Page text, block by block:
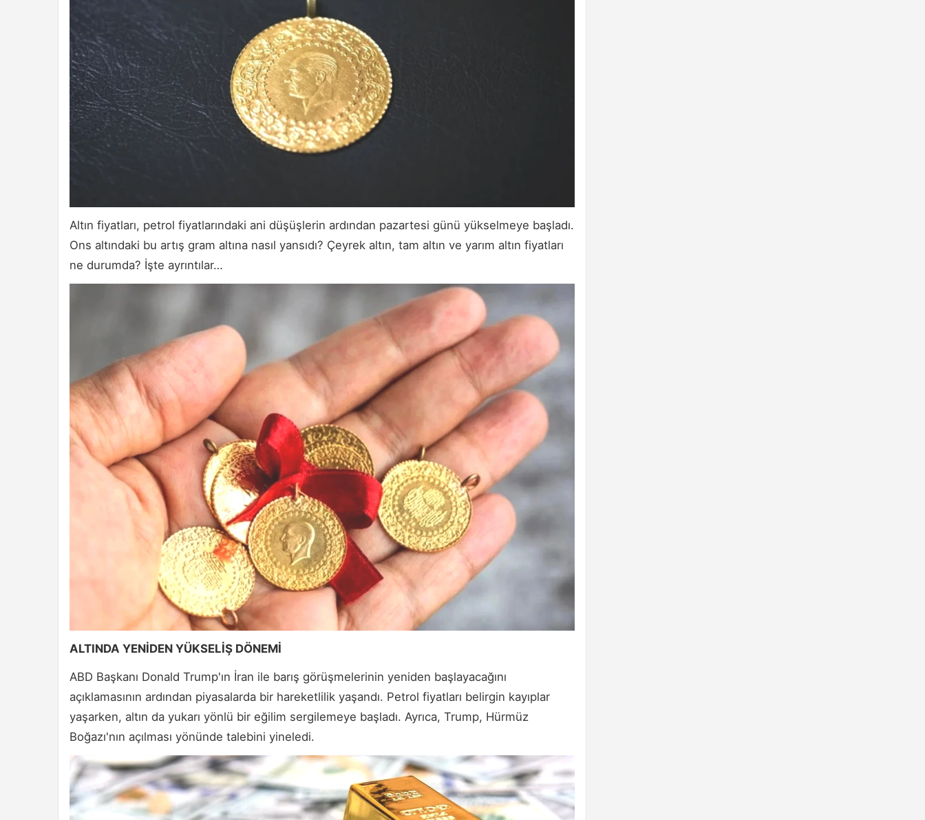
Altın fiyatları, petrol fiyatlarındaki ani düşüşlerin ardından pazartesi günü yükselmeye başladı.
Ons altındaki bu artış gram altına nasıl yansıdı? Çeyrek altın, tam altın ve yarım altın fiyatları
ne durumda? İşte ayrıntılar…
ALTINDA YENİDEN YÜKSELİŞ DÖNEMİ
ABD Başkanı Donald Trump'ın İran ile barış görüşmelerinin yeniden başlayacağını
açıklamasının ardından piyasalarda bir hareketlilik yaşandı. Petrol fiyatları belirgin kayıplar
yaşarken, altın da yukarı yönlü bir eğilim sergilemeye başladı. Ayrıca, Trump, Hürmüz
Boğazı'nın açılması yönünde talebini yineledi.